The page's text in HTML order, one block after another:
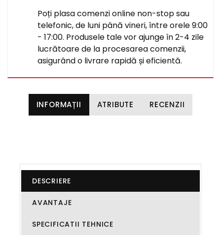
Poți plasa comenzi online non-stop sau
telefonic, de luni până vineri, între orele 9:00
- 17:00. Produsele tale vor ajunge în 2-4 zile
lucrătoare de la procesarea comenzii,
asigurând o livrare rapidă și eficientă.
INFORMAȚII ATRIBUTE RECENZII
DESCRIERE
AVANTAJE
SPECIFICATII TEHNICE